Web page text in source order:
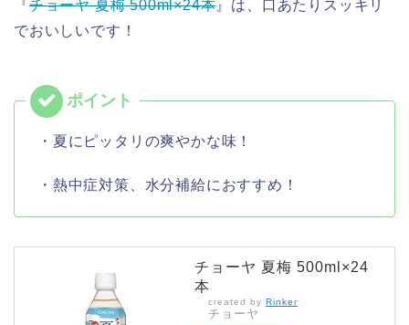
『チョーヤ 夏梅 500ml×24本』は、口あたりスッキリ
でおいしいです！
・夏にピッタリの爽やかな味！
・熱中症対策、水分補給におすすめ！
チョーヤ 夏梅 500ml×24
本
created by Rinker
チョーヤ